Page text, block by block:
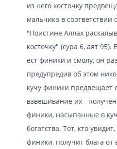
из него косточку
мальчика в
"Поистине Аллах
косточку" (сура 6, аят
ест финики и смолу, он
предупредив об этом
кучу финики предвещает
взвешивание их -
финики, насыпанные в
богатства. Тот, кто
финики, получит блага